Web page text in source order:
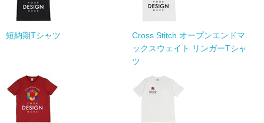
短納期Tシャツ
Cross Stitch オープンエンドマ
ックスウェイト リンガーTシャ
ツ